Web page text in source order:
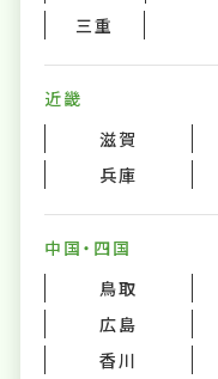
三重
近畿
滋賀
兵庫
中国・四国
鳥取
広島
香川